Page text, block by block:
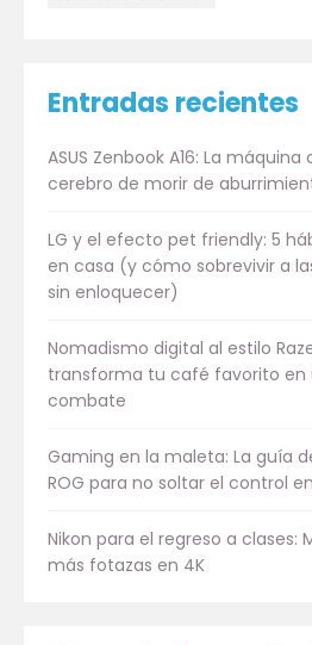
Entradas recientes
ASUS Zenbook A16: La
cerebro de morir de
LG y el efecto pet friendly: 5
en casa (y cómo sobrevivir a
sin enloquecer)
Nomadismo digital al estilo
transforma tu café favorito en
combate
Gaming en la maleta: La guía
ROG para no soltar el control
Nikon para el regreso a clases:
más fotazas en 4K